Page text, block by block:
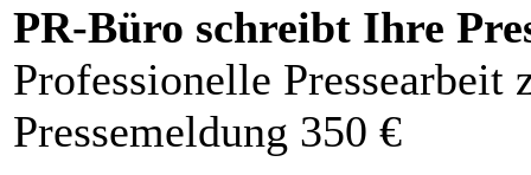
PR-Büro schreibt Ihre
Professionelle Pressearbeit
Pressemeldung 350 €